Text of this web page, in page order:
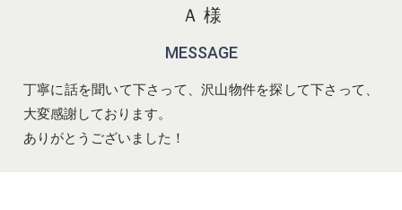
Ａ 様
MESSAGE
丁寧に話を聞いて下さって、沢山物件を探して下さって、
大変感謝しております。
ありがとうございました！